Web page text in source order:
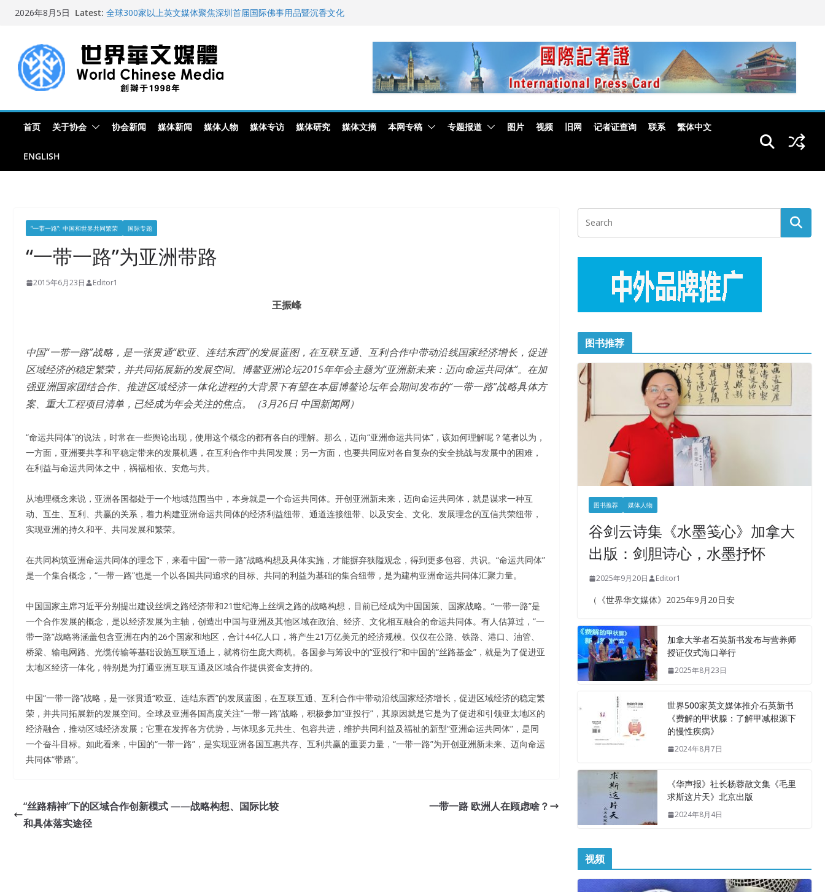
Skip
content
2026年8月5日 Latest: 全球300家以上英文媒体聚焦深圳首届国际佛事用品暨沉香文化
从一杯沉香叶茶到一缕海南天香：加拿大茶艺师邓岚月海南沉香
文化考察纪行
全球新闻业正面临“代际脱钩”
纽约州拟率先立法规范AI“隐形爬虫” 引发新闻与科技界激烈讨论
首页 关于协会 协会新闻 媒体新闻 媒体人物 媒体专访 媒体研究 媒体文摘 本网专稿 专题报道 图片 视频 旧网 记者证查询 联系 繁体中文
ENGLISH
“一带一路”: 中国和世界共同繁荣 国际专题
“一带一路”为亚洲带路
2015年6月23日 Editor1
王振峰
中国“一带一路”战略，是一张贯通“欧亚、连结东西”的发展蓝图，在互联互通、互利合作中带动沿线国家经济增长，促进
区域经济的稳定繁荣，并共同拓展新的发展空间。博鳌亚洲论坛2015年年会主题为“亚洲新未来：迈向命运共同体”。在加
强亚洲国家团结合作、推进区域经济一体化进程的大背景下有望在本届博鳌论坛年会期间发布的“一带一路”战略具体方
案、重大工程项目清单，已经成为年会关注的焦点。（3月26日 中国新闻网）
“命运共同体”的说法，时常在一些舆论出现，使用这个概念的都有各自的理解。那么，迈向“亚洲命运共同体”，该如何理解呢？笔者以为，
一方面，亚洲要共享和平稳定带来的发展机遇，在互利合作中共同发展；另一方面，也要共同应对各自复杂的安全挑战与发展中的困难，
在利益与命运共同体之中，祸福相依、安危与共。
从地理概念来说，亚洲各国都处于一个地域范围当中，本身就是一个命运共同体。开创亚洲新未来，迈向命运共同体，就是谋求一种互
动、互生、互利、共赢的关系，着力构建亚洲命运共同体的经济利益纽带、通道连接纽带、以及安全、文化、发展理念的互信共荣纽带，
实现亚洲的持久和平、共同发展和繁荣。
在共同构筑亚洲命运共同体的理念下，来看中国“一带一路”战略构想及具体实施，才能摒弃狭隘观念，得到更多包容、共识。“命运共同体”
是一个集合概念，“一带一路”也是一个以各国共同追求的目标、共同的利益为基础的集合纽带，是为建构亚洲命运共同体汇聚力量。
中国国家主席习近平分别提出建设丝绸之路经济带和21世纪海上丝绸之路的战略构想，目前已经成为中国国策、国家战略。“一带一路”是
一个合作发展的概念，是以经济发展为主轴，创造出中国与亚洲及其他区域在政治、经济、文化相互融合的命运共同体。有人估算过，“一
带一路”战略将涵盖包含亚洲在内的26个国家和地区，合计44亿人口，将产生21万亿美元的经济规模。仅仅在公路、铁路、港口、油管、
桥梁、输电网路、光缆传输等基础设施互联互通上，就将衍生庞大商机。各国参与筹设中的“亚投行”和中国的“丝路基金”，就是为了促进亚
太地区经济一体化，特别是为打通亚洲互联互通及区域合作提供资金支持的。
中国“一带一路”战略，是一张贯通“欧亚、连结东西”的发展蓝图，在互联互通、互利合作中带动沿线国家经济增长，促进区域经济的稳定繁
荣，并共同拓展新的发展空间。全球及亚洲各国高度关注“一带一路”战略，积极参加“亚投行”，其原因就是它是为了促进和引领亚太地区的
经济融合，推动区域经济发展；它重在发挥各方优势，与体现多元共生、包容共进，维护共同利益及福祉的新型“亚洲命运共同体”，是同
一个奋斗目标。如此看来，中国的“一带一路”，是实现亚洲各国互惠共存、互利共赢的重要力量，“一带一路”为开创亚洲新未来、迈向命运
共同体“带路”。
“丝路精神”下的区域合作创新模式 ——战略构想、国际比较
和具体落实途径
一带一路 欧洲人在顾虑啥？
图书推荐
图书推荐 媒体人物
谷剑云诗集《水墨笺心》加拿大
出版：剑胆诗心，水墨抒怀
2025年9月20日 Editor1
（《世界华文媒体》2025年9月20日安
加拿大学者石英新书发布与营养师
授证仪式海口举行
2025年8月23日
世界500家英文媒体推介石英新书
《费解的甲状腺：了解甲减根源下
的慢性疾病》
2024年8月7日
《华声报》社长杨蓉散文集《毛里
求斯这片天》北京出版
2024年8月4日
视频